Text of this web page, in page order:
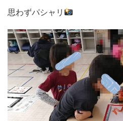
思わずパシャリ